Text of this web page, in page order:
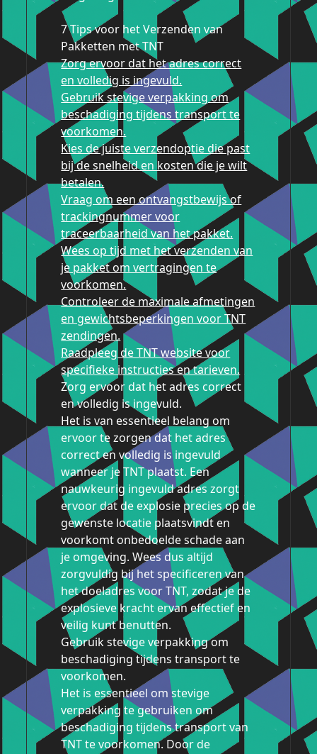
7 Tips voor het Verzenden van
Pakketten met TNT
Zorg ervoor dat het adres correct
en volledig is ingevuld.
Gebruik stevige verpakking om
beschadiging tijdens transport te
voorkomen.
Kies de juiste verzendoptie die past
bij de snelheid en kosten die je wilt
betalen.
Vraag om een ontvangstbewijs of
trackingnummer voor
traceerbaarheid van het pakket.
Wees op tijd met het verzenden van
je pakket om vertragingen te
voorkomen.
Controleer de maximale afmetingen
en gewichtsbeperkingen voor TNT
zendingen.
Raadpleeg de TNT website voor
specifieke instructies en tarieven.
Zorg ervoor dat het adres correct
en volledig is ingevuld.
Het is van essentieel belang om
ervoor te zorgen dat het adres
correct en volledig is ingevuld
wanneer je TNT plaatst. Een
nauwkeurig ingevuld adres zorgt
ervoor dat de explosie precies op de
gewenste locatie plaatsvindt en
voorkomt onbedoelde schade aan
je omgeving. Wees dus altijd
zorgvuldig bij het specificeren van
het doeladres voor TNT, zodat je de
explosieve kracht ervan effectief en
veilig kunt benutten.
Gebruik stevige verpakking om
beschadiging tijdens transport te
voorkomen.
Het is essentieel om stevige
verpakking te gebruiken om
beschadiging tijdens transport van
TNT te voorkomen. Door de